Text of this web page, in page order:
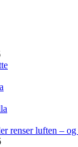
renser luften – og